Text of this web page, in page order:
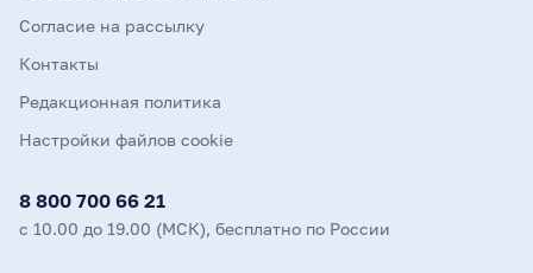
Согласие на рассылку
Контакты
Редакционная политика
Настройки файлов cookie
8 800 700 66 21
с 10.00 до 19.00 (МСК), бесплатно по России